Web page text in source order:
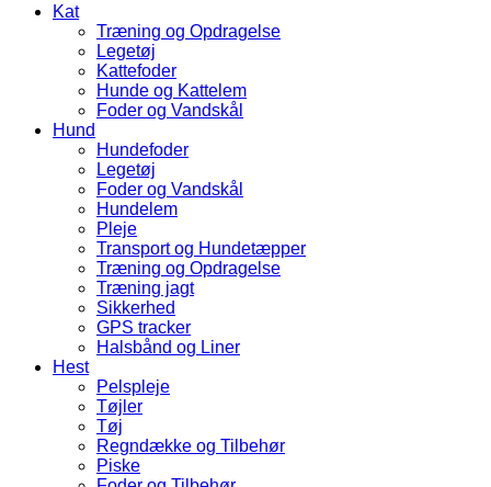
Kat
Træning og Opdragelse
Legetøj
Kattefoder
Hunde og Kattelem
Foder og Vandskål
Hund
Hundefoder
Legetøj
Foder og Vandskål
Hundelem
Pleje
Transport og Hundetæpper
Træning og Opdragelse
Træning jagt
Sikkerhed
GPS tracker
Halsbånd og Liner
Hest
Pelspleje
Tøjler
Tøj
Regndække og Tilbehør
Piske